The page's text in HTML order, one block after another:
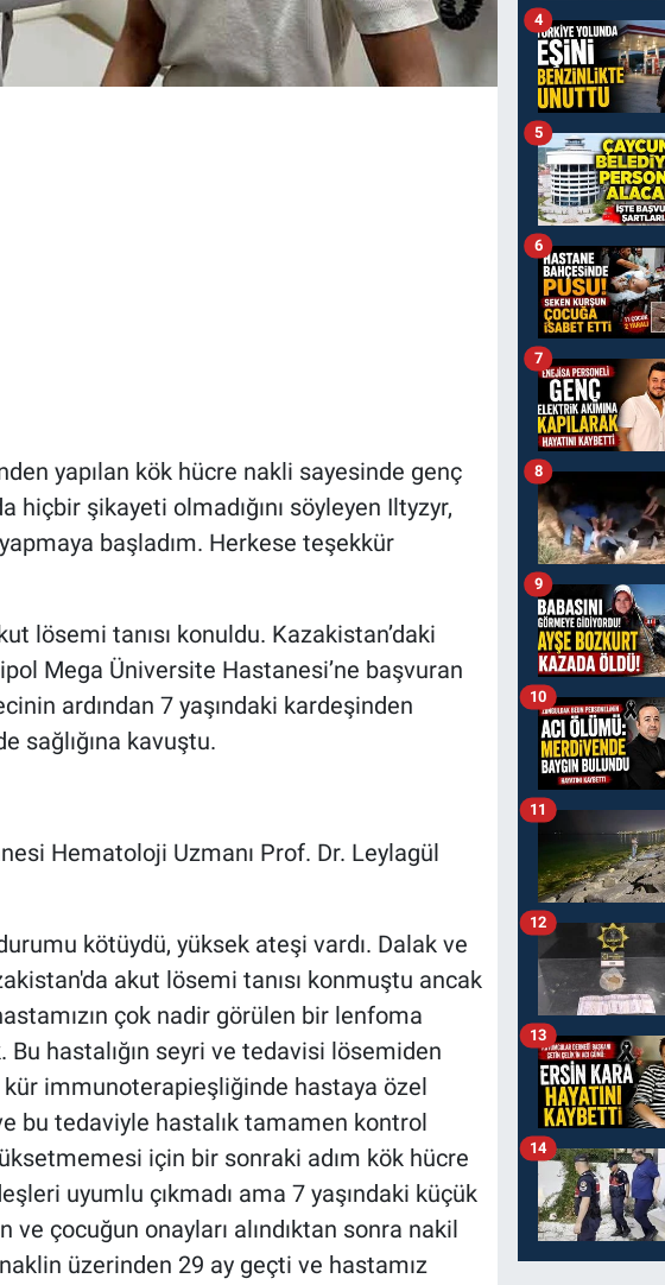
yapılan kök hücre nakli sayesinde genç
hiçbir şikayeti olmadığını söyleyen Iltyzyr,
başladım. Herkese teşekkür
lösemi tanısı konuldu. Kazakistan’daki
Mega Üniversite Hastanesi’ne başvuran
ardından 7 yaşındaki kardeşinden
sağlığına kavuştu.
Hematoloji Uzmanı Prof. Dr. Leylagül
kötüydü, yüksek ateşi vardı. Dalak ve
akut lösemi tanısı konmuştu ancak
çok nadir görülen bir lenfoma
hastalığın seyri ve tedavisi lösemiden
immunoterapieşliğinde hastaya özel
bu tedaviyle hastalık tamamen kontrol
için bir sonraki adım kök hücre
uyumlu çıkmadı ama 7 yaşındaki küçük
ve çocuğun onayları alındıktan sonra nakil
üzerinden 29 ay geçti ve hastamız
4
5
6
7
8
9
10
11
12
13
14